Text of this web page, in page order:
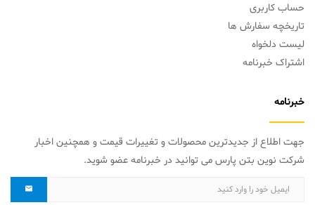
حساب کاربری
تاریخچه سفارش ها
لیست دلخواه
اشتراک خبرنامه
خبرنامه
جهت اطلاع از جدیدترین محصولات و تغییرات قیمت و همچنین اخبار
شرکت نوین بتن پارس می توانید در خبرنامه عضو شوید.